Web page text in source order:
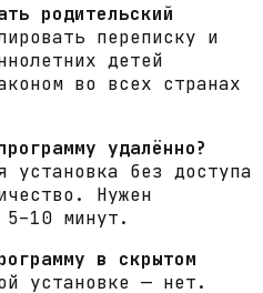
родительский
переписку и
детей
во всех странах
удалённо?
установка без доступа
Нужен
5–10 минут.
в скрытом
установке — нет.